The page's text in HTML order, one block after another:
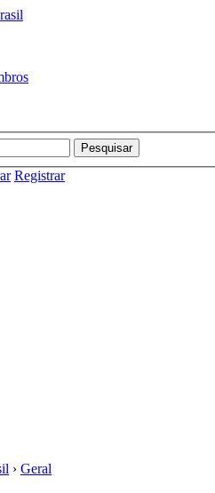
Registrar
› Geral